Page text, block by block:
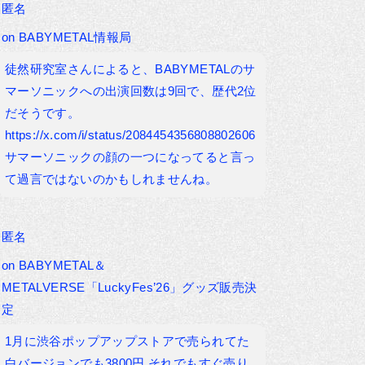
匿名
on BABYMETAL情報局
徒然研究室さんによると、BABYMETALのサ
マーソニックへの出演回数は9回で、歴代2位
だそうです。
https://x.com/i/status/2084454356808802606
サマーソニックの顔の一つになってると言っ
て過言ではないのかもしれませんね。
匿名
on BABYMETAL＆
METALVERSE「LuckyFes’26」グッズ販売決
定
1月に渋谷ポップアップストアで売られてた